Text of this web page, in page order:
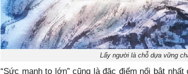
Lấy người là chỗ dựa vững
“Sức mạnh to lớn” cũng là đặc điểm nổi bật